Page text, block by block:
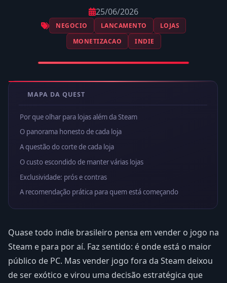
25/06/2026
NEGOCIO LANCAMENTO
LOJAS
MONETIZACAO
INDIE
MAPA DA QUEST
Por que olhar para lojas além da Steam
O panorama honesto de cada loja
A questão do corte de cada loja
O custo escondido de manter várias lojas
Exclusividade: prós e contras
A recomendação prática para quem está começando
Quase todo indie brasileiro pensa em vender o jogo na
Steam e para por aí. Faz sentido: é onde está o maior
público de PC. Mas vender jogo fora da Steam deixou
de ser exótico e virou uma decisão estratégica que